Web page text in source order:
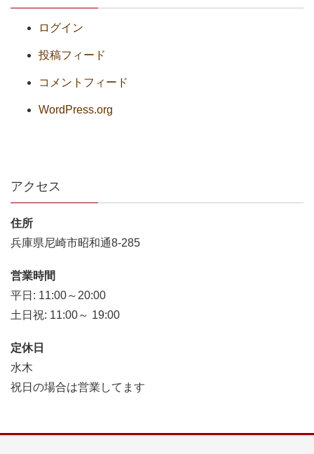
ログイン
投稿フィード
コメントフィード
WordPress.org
アクセス
住所
兵庫県尼崎市昭和通8-285
営業時間
平日: 11:00～20:00
土日祝: 11:00～ 19:00
定休日
水木
祝日の場合は営業してます